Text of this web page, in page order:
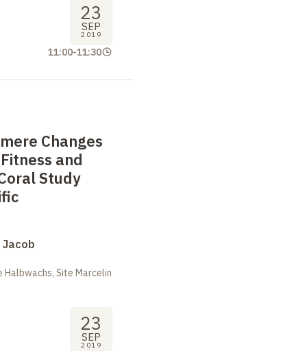
23
SEP
2019
11:00-11:30
Changes
and
Study
Site Marcelin
23
SEP
2019